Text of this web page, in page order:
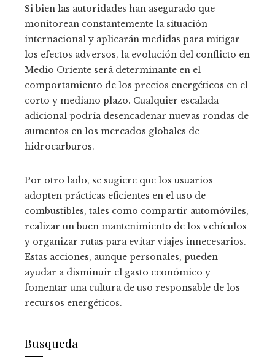
Si bien las autoridades han asegurado que
monitorean constantemente la situación
internacional y aplicarán medidas para mitigar
los efectos adversos, la evolución del conflicto en
Medio Oriente será determinante en el
comportamiento de los precios energéticos en el
corto y mediano plazo. Cualquier escalada
adicional podría desencadenar nuevas rondas de
aumentos en los mercados globales de
hidrocarburos.
Por otro lado, se sugiere que los usuarios
adopten prácticas eficientes en el uso de
combustibles, tales como compartir automóviles,
realizar un buen mantenimiento de los vehículos
y organizar rutas para evitar viajes innecesarios.
Estas acciones, aunque personales, pueden
ayudar a disminuir el gasto económico y
fomentar una cultura de uso responsable de los
recursos energéticos.
Busqueda